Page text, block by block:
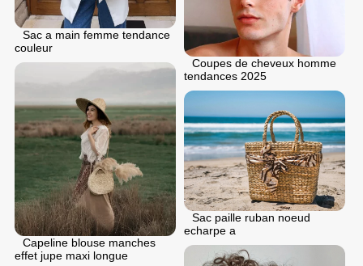
Coupes de cheveux homme
tendances 2025
Sac a main femme tendance
couleur
Capeline blouse manches
effet jupe maxi longue
Sac paille ruban noeud
echarpe a